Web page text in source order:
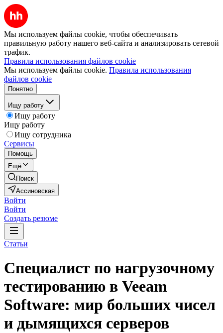
Мы используем файлы cookie, чтобы обеспечивать
правильную работу нашего веб-сайта и анализировать сетевой
трафик.
Правила использования файлов cookie
Мы используем файлы cookie. Правила использования
файлов cookie
Понятно
Ищу работу
Ищу работу
Ищу работу
Ищу сотрудника
Сервисы
Помощь
Ещё
Поиск
Ассиновская
Войти
Войти
Создать резюме
Статьи
Специалист по нагрузочному
тестированию в Veeam
Software: мир больших чисел
и дымящихся серверов